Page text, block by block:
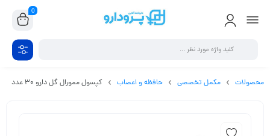
0
محصولات مکمل تخصصی حافظه و اعصاب کپسول ممورال گل دارو ۳۰ عدد